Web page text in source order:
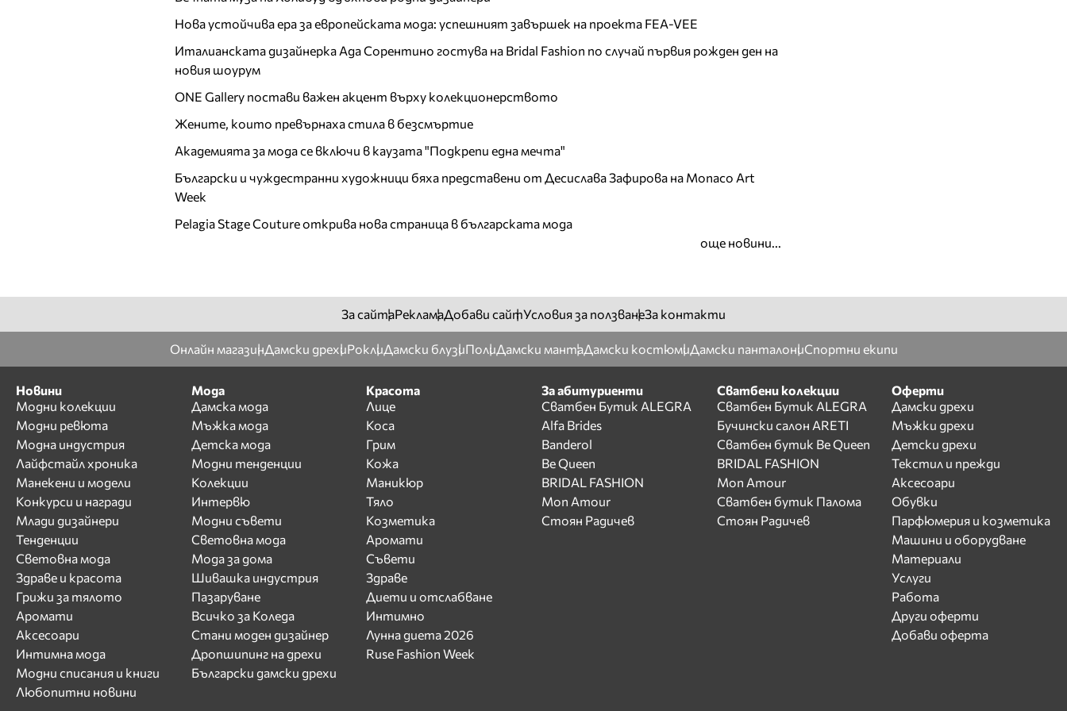
Нова устойчива ера за европейската мода: успешният завършек на проекта FEA-VEE
Италианската дизайнерка Ада Сорентино гостува на Bridal Fashion по случай първия рожден ден на
новия шоурум
ONE Gallery постави важен акцент върху колекционерството
Жените, които превърнаха стила в безсмъртие
Академията за мода се включи в каузата "Подкрепи една мечта"
Български и чуждестранни художници бяха представени от Десислава Зафирова на Monaco Art
Week
Pelagia Stage Couture открива нова страница в българската мода
още новини...
М
Магдалина Вълчанова
Маги Желязкова
Мариана Маринова
Мариела
Мария Вълчева
Мария Митева
Мариян Кюрпанов
Мартин Иванов
Мартина Славчева
Мира Симеонова
Мирела Тракийска
Н
Нанси Карабойчева
Наталия Гуркова
За сайтаРекламаДобави сайтУсловия за ползванеЗа контакти
Онлайн магазинДамски дрехиРоклиДамски блузиПолиДамски мантаДамски костюмиДамски панталониСпортни екипи
Новини
Модни колекции
Модни ревюта
Модна индустрия
Лайфстайл хроника
Манекени и модели
Конкурси и награди
Млади дизайнери
Тенденции
Световна мода
Здраве и красота
Грижи за тялото
Аромати
Аксесоари
Интимна мода
Модни списания и книги
Любопитни новини
Мода
Дамска мода
Мъжка мода
Детска мода
Модни тенденции
Колекции
Интервю
Модни съвети
Световна мода
Мода за дома
Шивашка индустрия
Пазаруване
Всичко за Коледа
Стани моден дизайнер
Дропшипинг на дрехи
Български дамски дрехи
Красота
Лице
Коса
Грим
Кожа
Маникюр
Тяло
Козметика
Аромати
Съвети
Здраве
Диети и отслабване
Интимно
Лунна диета 2026
Ruse Fashion Week
За абитуриенти
Сватбен Бутик ALEGRA
Alfa Brides
Banderol
Be Queen
BRIDAL FASHION
Mon Amour
Стоян Радичев
Сватбени колекции
Сватбен Бутик ALEGRA
Бучински салон ARETI
Сватбен бутик Be Queen
BRIDAL FASHION
Mon Amour
Сватбен бутик Палома
Стоян Радичев
Оферти
Дамски дрехи
Мъжки дрехи
Детски дрехи
Текстил и прежди
Аксесоари
Обувки
Парфюмерия и козметика
Машини и оборудване
Материали
Услуги
Работа
Други оферти
Добави оферта